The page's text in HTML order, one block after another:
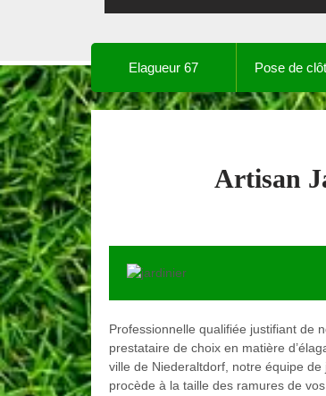
Elagueur 67 Pose de
Artisan
Professionnelle qualifiée justifiant de
prestataire de choix en matière
ville de Niederaltdorf, notre équipe
procède à la taille des ramures de